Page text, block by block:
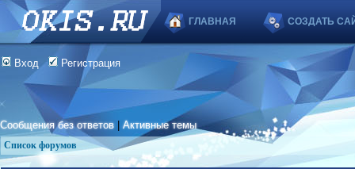
ГЛАВНАЯ СОЗДАТЬ
Вход Регистрация
Сообщения без ответов |Активные темы
Список форумов